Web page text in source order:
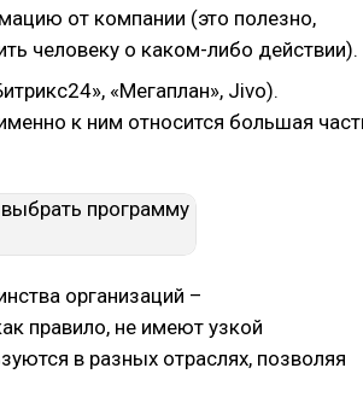
от компании (это полезно,
человеку о каком-либо действии).
«Мегаплан», Jivo).
к ним относится большая
организаций –
правило, не имеют узкой
в разных отраслях, позволяя